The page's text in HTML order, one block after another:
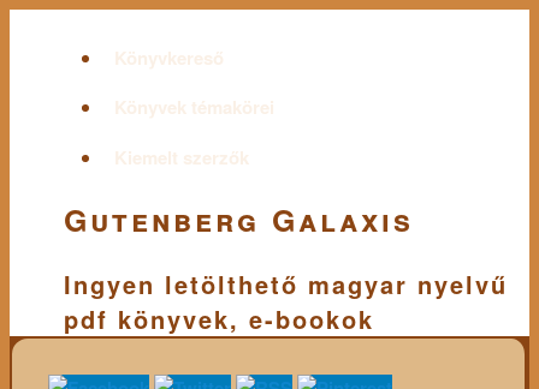
Könyvkereső
Könyvek témakörei
Kiemelt szerzők
Gutenberg Galaxis
Ingyen letölthető magyar nyelvű
pdf könyvek, e-bookok